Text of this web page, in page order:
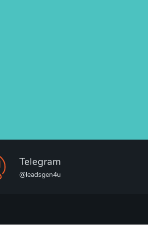
Telegram
@leadsgen4u